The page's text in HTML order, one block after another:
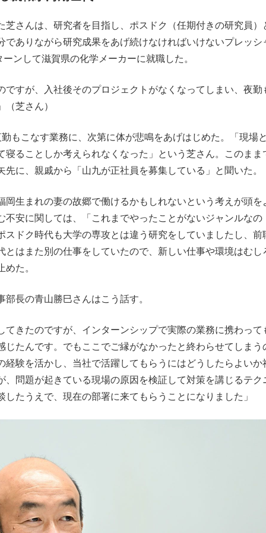
さんは、研究者を目指し、ポスドク（任期付きの研究員）
ありながら研究成果をあげ続けなければいけないプレッシ
ンして滋賀県の化学メーカーに就職した。
すが、入社後そのプロジェクトがなくなってしまい、夜勤
芝さん）
こなす業務に、次第に体が悲鳴をあげはじめた。「現場
寝ることしか考えられなくなった」という芝さん。このまま
に、親戚から「山九が正社員を募集している」と聞いた。
生まれの妻の故郷で働けるかもしれないという考えが頭を
不安に関しては、「これまでやったことがないジャンルなの
スドク時代も大学の専攻とは違う研究をしていましたし、前
はまた別の仕事をしていたので、新しい仕事や環境はむし
た。
長の青山勝巳さんはこう話す。
きたのですが、インターンシップで実際の業務に携わって
じたんです。でもここでご縁がなかったと終わらせてしまう
経験を活かし、当社で活躍してもらうにはどうしたらよいか
問題が起きている現場の原因を検証して対策を講じるテク
たうえで、現在の部署に来てもらうことになりました」